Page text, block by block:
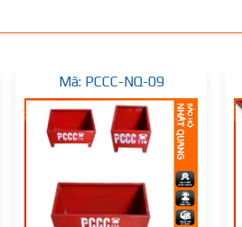
Mã: PCCC-NQ-09